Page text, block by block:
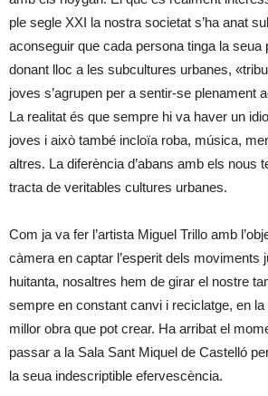
ple segle XXI la nostra societat s’ha anat
aconseguir que cada persona tinga la seua
donant lloc a les subcultures urbanes,
joves s’agrupen per a sentir-se plenament
La realitat és que sempre hi va haver un
joves i això també incloïa roba, música,
altres. La diferència d’abans amb els nous
tracta de veritables cultures urbanes.
Com ja va fer l’artista Miguel Trillo amb
càmera en captar l’esperit dels moviments
huitanta, nosaltres hem de girar el nostre
sempre en constant canvi i reciclatge, en
millor obra que pot crear. Ha arribat el
passar a la Sala Sant Miquel de Castelló
la seua indescriptible efervescència.